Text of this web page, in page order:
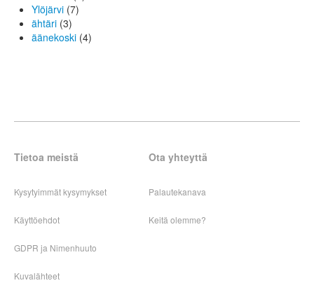
Ylöjärvi (7)
ähtäri (3)
äänekoski (4)
Tietoa meistä
Kysytyimmät kysymykset
Käyttöehdot
GDPR ja Nimenhuuto
Kuvalähteet
Ota yhteyttä
Palautekanava
Keitä olemme?